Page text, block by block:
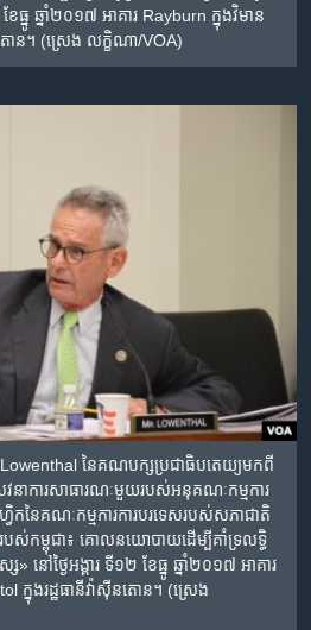
ែ​ធ្នូ ឆ្នាំ២០១៧​ អាគារ Rayburn ក្នុង​វិមាន
តោន។ (ស្រេង លក្ខិណា/VOA)
នៃ​គណបក្ស​ប្រជាធិបតេយ្យ​មក​ពី​
វនាការ​សាធារណៈ​មួយរបស់​អនុ​គណៈកម្មការ​
នៃ​គណៈកម្មការការ​បរទេស​របស់​សភាជាតិ​
របស់​កម្ពុជា​៖ ​គោល​នយោបាយ​ដើម្បី​គាំទ្រ​លទ្ធិ
នៅ​ថ្ងៃ​អង្គារ ទី១២ ខែ​ធ្នូ ឆ្នាំ២០១៧​ អាគារ
ក្នុង​រដ្ឋធានី​វ៉ាស៊ីនតោន។ (ស្រេង